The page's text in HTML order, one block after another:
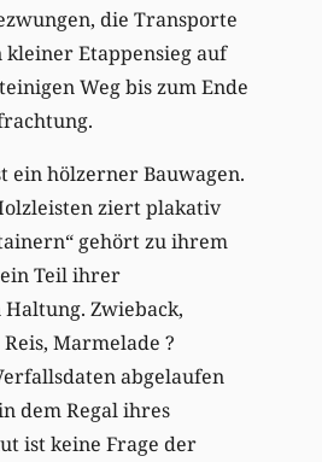
die Transporte
kleiner Etappensieg auf
Weg bis zum Ende
ein hölzerner Bauwagen.
ziert plakativ
gehört zu ihrem
Teil ihrer
Zwieback,
Marmelade ?
abgelaufen
dem Regal ihres
ist keine Frage der